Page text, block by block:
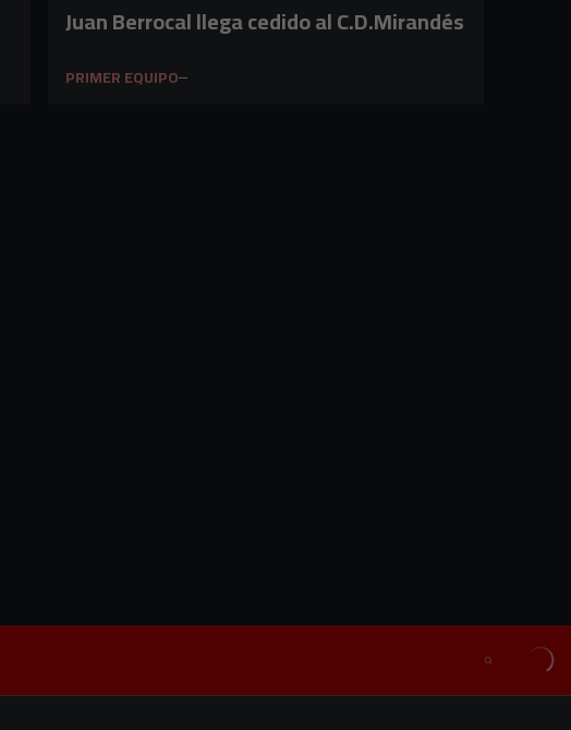
Juan Berrocal llega cedido al C.D.Mirandés
PRIMER EQUIPO